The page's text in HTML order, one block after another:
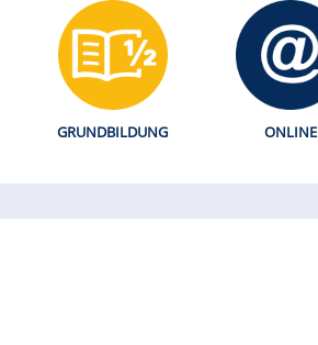
GRUNDBILDUNG ONLINE